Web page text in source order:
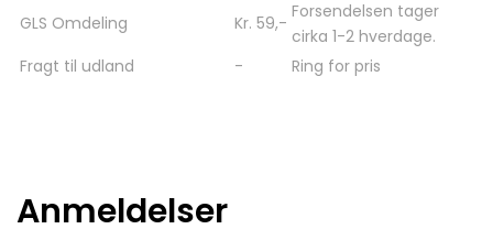
GLS Omdeling
Kr. 59,-
Forsendelsen tager
cirka 1-2 hverdage.
Fragt til udland
- Ring for pris
Anmeldelser